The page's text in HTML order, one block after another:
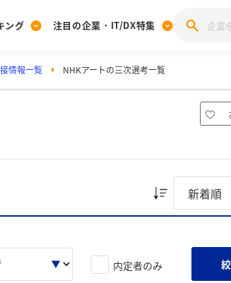
[27卒] 本選考体験記投稿キャンペーン
ング 注目の企業・IT/DX特集
情報一覧 NHKアートの三次選考一覧
内定者のみ